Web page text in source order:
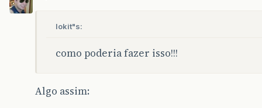
lokit"s:
como poderia fazer isso!!!
Algo assim: